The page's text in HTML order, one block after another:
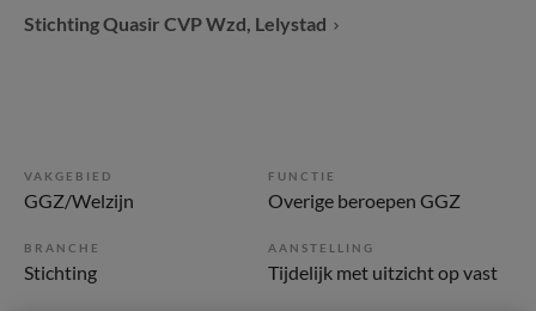
Stichting Quasir CVP Wzd, Lelystad
VAKGEBIED
GGZ/Welzijn
FUNCTIE
Overige beroepen GGZ
BRANCHE
Stichting
AANSTELLING
Tijdelijk met uitzicht op vast